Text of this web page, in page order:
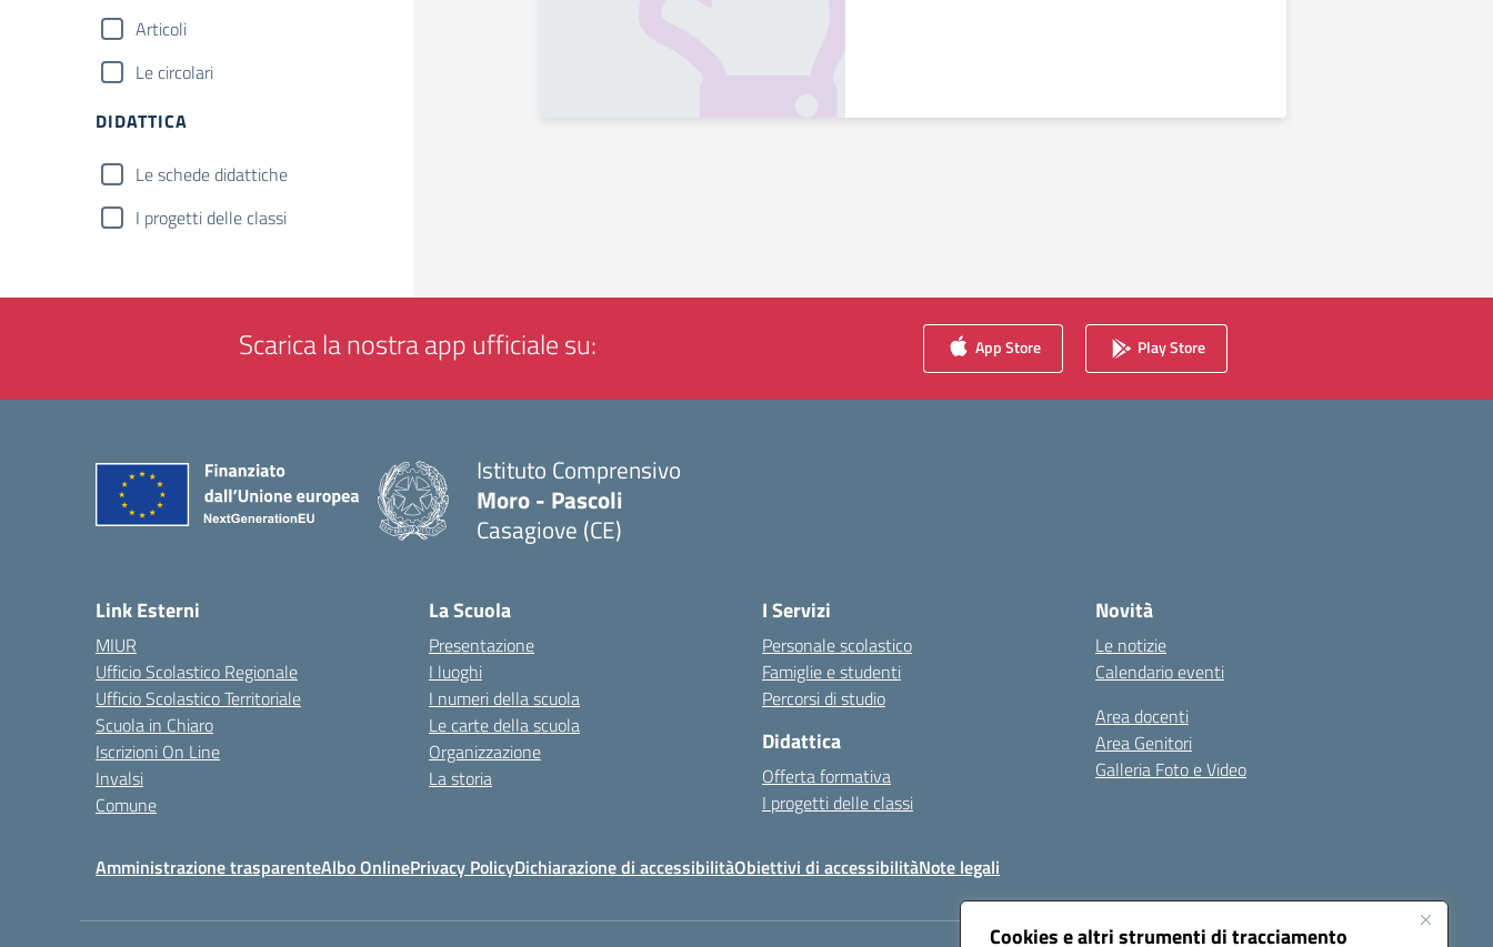
Cookies e altri strumenti di tracciamento
Articoli
Le circolari
DIDATTICA
Le schede didattiche
I progetti delle classi
Scarica la nostra app ufficiale su: App Store Play Store
Istituto Comprensivo
Moro - Pascoli
Casagiove (CE)
Link Esterni
MIUR
Ufficio Scolastico Regionale
Ufficio Scolastico Territoriale
Scuola in Chiaro
Iscrizioni On Line
Invalsi
Comune
La Scuola
Presentazione
I luoghi
I numeri della scuola
Le carte della scuola
Organizzazione
La storia
I Servizi
Personale scolastico
Famiglie e studenti
Percorsi di studio
Didattica
Offerta formativa
I progetti delle classi
Novità
Le notizie
Calendario eventi
Area docenti
Area Genitori
Galleria Foto e Video
Amministrazione trasparenteAlbo OnlinePrivacy PolicyDichiarazione di accessibilitàObiettivi di accessibilitàNote legali